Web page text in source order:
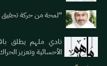
"لمحة من حركة تحقيق
نادي ملهم يطلق
الأحسائية وتعزيز